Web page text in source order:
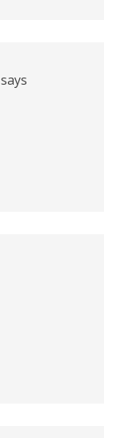
says